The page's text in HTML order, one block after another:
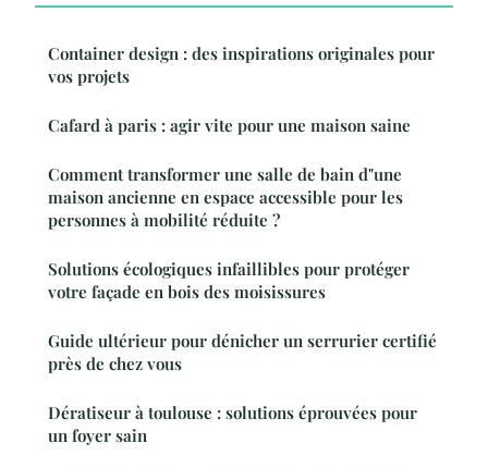
Container design : des inspirations originales pour
vos projets
Cafard à paris : agir vite pour une maison saine
Comment transformer une salle de bain d"une
maison ancienne en espace accessible pour les
personnes à mobilité réduite ?
Solutions écologiques infaillibles pour protéger
votre façade en bois des moisissures
Guide ultérieur pour dénicher un serrurier certifié
près de chez vous
Dératiseur à toulouse : solutions éprouvées pour
un foyer sain